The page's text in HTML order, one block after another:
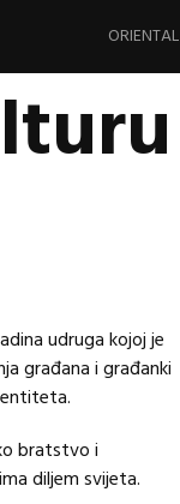
to
udruga kojoj je
građana i građanki
bratstvo i
diljem svijeta.